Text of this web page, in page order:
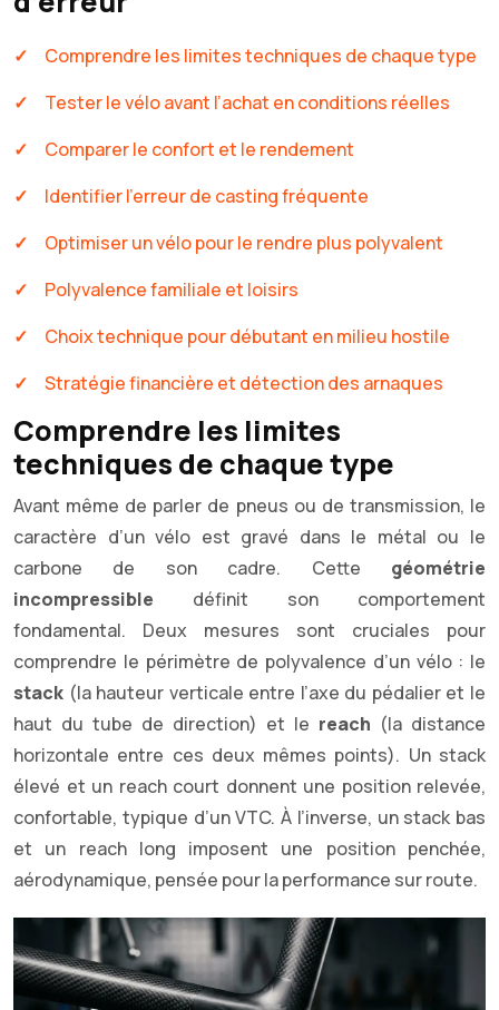
Comprendre les limites techniques de chaque type
Tester le vélo avant l’achat en conditions réelles
Comparer le confort et le rendement
Identifier l’erreur de casting fréquente
Optimiser un vélo pour le rendre plus polyvalent
Polyvalence familiale et loisirs
Choix technique pour débutant en milieu hostile
Stratégie financière et détection des arnaques
Comprendre les limites
techniques de chaque type
Avant même de parler de pneus ou de transmission, le
caractère d’un vélo est gravé dans le métal ou le
carbone de son cadre. Cette géométrie
incompressible définit son comportement
fondamental. Deux mesures sont cruciales pour
comprendre le périmètre de polyvalence d’un vélo : le
stack (la hauteur verticale entre l’axe du pédalier et le
haut du tube de direction) et le reach (la distance
horizontale entre ces deux mêmes points). Un stack
élevé et un reach court donnent une position relevée,
confortable, typique d’un VTC. À l’inverse, un stack bas
et un reach long imposent une position penchée,
aérodynamique, pensée pour la performance sur route.